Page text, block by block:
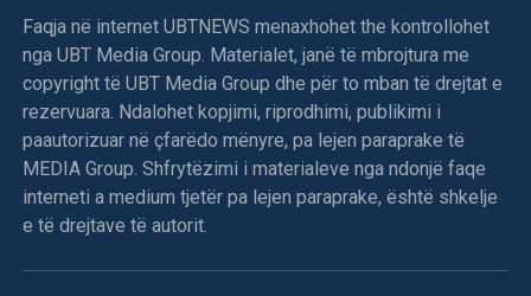
Faqja në internet UBTNEWS menaxhohet the kontrollohet
nga UBT Media Group. Materialet, janë të mbrojtura me
copyright të UBT Media Group dhe për to mban të drejtat e
rezervuara. Ndalohet kopjimi, riprodhimi, publikimi i
paautorizuar në çfarëdo mënyre, pa lejen paraprake të
MEDIA Group. Shfrytëzimi i materialeve nga ndonjë faqe
interneti a medium tjetër pa lejen paraprake, është shkelje
e të drejtave të autorit.